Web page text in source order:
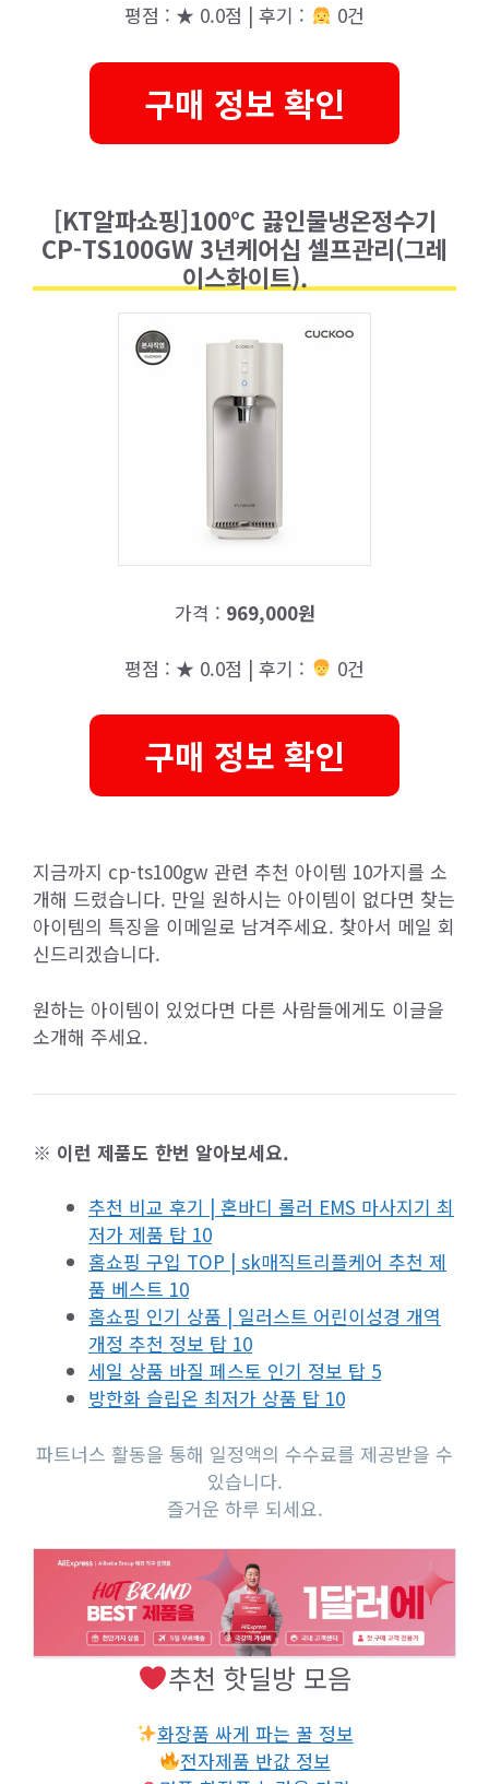
평점 : ★ 0.0점 | 후기 : 0건
구매 정보 확인
[KT알파쇼핑]100℃ 끓인물냉온정수기
CP-TS100GW 3년케어십 셀프관리(그레
이스화이트).
가격 : 969,000원
평점 : ★ 0.0점 | 후기 : 0건
구매 정보 확인
지금까지 cp-ts100gw 관련 추천 아이템 10가지를 소
개해 드렸습니다. 만일 원하시는 아이템이 없다면 찾는
아이템의 특징을 이메일로 남겨주세요. 찾아서 메일 회
신드리겠습니다.
원하는 아이템이 있었다면 다른 사람들에게도 이글을
소개해 주세요.
※ 이런 제품도 한번 알아보세요.
추천 비교 후기 | 혼바디 롤러 EMS 마사지기 최
저가 제품 탑 10
홈쇼핑 구입 TOP | sk매직트리플케어 추천 제
품 베스트 10
홈쇼핑 인기 상품 | 일러스트 어린이성경 개역
개정 추천 정보 탑 10
세일 상품 바질 페스토 인기 정보 탑 5
방한화 슬립온 최저가 상품 탑 10
파트너스 활동을 통해 일정액의 수수료를 제공받을 수
있습니다.
즐거운 하루 되세요.
추천 핫딜방 모음
화장품 싸게 파는 꿀 정보
전자제품 반값 정보